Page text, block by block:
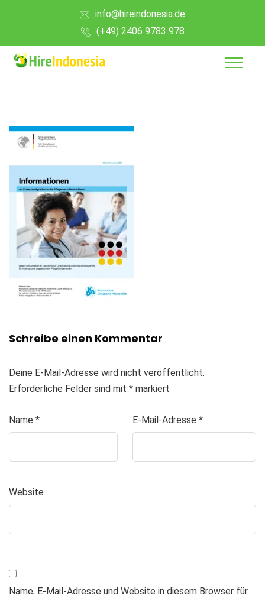
info@hireindonesia.de
(+49) 2406 9783 978
Schreibe einen Kommentar
Deine E-Mail-Adresse wird nicht veröffentlicht.
Erforderliche Felder sind mit * markiert
Name * E-Mail-Adresse *
Website
Name, E-Mail-Adresse und Website in diesem Browser für